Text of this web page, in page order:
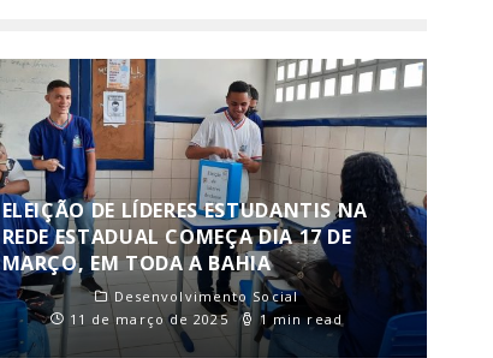
ELEIÇÃO DE LÍDERES ESTUDANTIS NA
REDE ESTADUAL COMEÇA DIA 17 DE
MARÇO, EM TODA A BAHIA
Desenvolvimento Social
11 de março de 2025
1 min read